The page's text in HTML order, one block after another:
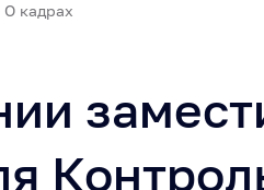
О кадрах